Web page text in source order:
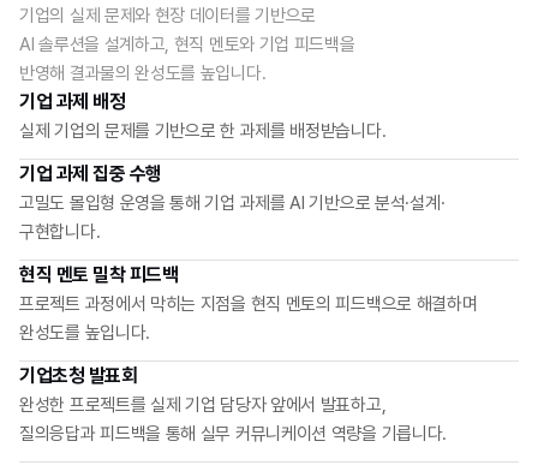
기업의 실제 문제와 현장 데이터를 기반으로
AI 솔루션을 설계하고, 현직 멘토와 기업 피드백을
반영해 결과물의 완성도를 높입니다.
기업 과제 배정
실제 기업의 문제를 기반으로 한 과제를 배정받습니다.
기업 과제 집중 수행
고밀도 몰입형 운영을 통해 기업 과제를 AI 기반으로 분석·설계·
구현합니다.
현직 멘토 밀착 피드백
프로젝트 과정에서 막히는 지점을 현직 멘토의 피드백으로 해결하며
완성도를 높입니다.
기업초청 발표회
완성한 프로젝트를 실제 기업 담당자 앞에서 발표하고,
질의응답과 피드백을 통해 실무 커뮤니케이션 역량을 기릅니다.